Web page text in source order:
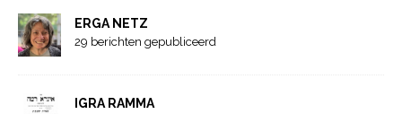
ERGA NETZ
29 berichten gepubliceerd
IGRA RAMMA